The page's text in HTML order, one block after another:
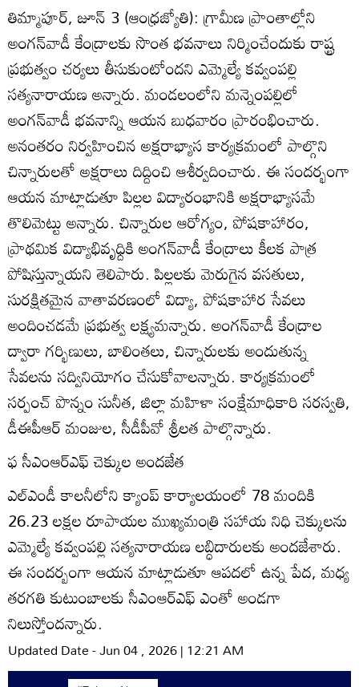
తిమ్మాపూర్‌, జూన్‌ 3 (ఆంధ్రజ్యోతి): గ్రామీణ ప్రాంతాల్లోని
అంగన్‌వాడీ కేంద్రాలకు సొంత భవనాలు నిర్మించేందుకు రాష్ట్ర
ప్రభుత్వం చర్యలు తీసుకుంటోందని ఎమ్మెల్యే కవ్వంపల్లి
సత్యనారాయణ అన్నారు. మండలంలోని మన్నెంపల్లిలో
అంగన్‌వాడీ భవనాన్ని ఆయన బుధవారం ప్రారంభించారు.
అనంతరం నిర్వహించిన అక్షరాభ్యాస కార్యక్రమంలో పాల్గొని
చిన్నారులతో అక్షరాలు దిద్దించి ఆశీర్వదించారు. ఈ సందర్భంగా
ఆయన మాట్లాడుతూ పిల్లల విద్యారంభానికి అక్షరాభ్యాసమే
తొలిమెట్టు అన్నారు. చిన్నారుల ఆరోగ్యం, పోషకాహారం,
ప్రాథమిక విద్యాభివృధ్దికి అంగన్‌వాడీ కేంద్రాలు కీలక పాత్ర
పోషిస్తున్నాయని తెలిపారు. పిల్లలకు మెరుగైన వసతులు,
సురక్షితమైన వాతావరణంలో విద్యా, పోషకాహార సేవలు
అందించడమే ప్రభుత్వ లక్ష్యమన్నారు. అంగన్‌వాడీ కేంద్రాల
ద్వారా గర్భిణులు, బాలింతలు, చిన్నారులకు అందుతున్న
సేవలను సద్వినియోగం చేసుకోవాలన్నారు. కార్యక్రమంలో
సర్పంచ్‌ పొన్నం సునీత, జిల్లా మహిళా సంక్షేమాధికారి సరస్వతి,
డీఈపీఆర్‌ మంజుల, సీడీపీవో శ్రీలత పాల్గొన్నారు.
ఫ సీఎంఆర్‌ఎఫ్‌ చెక్కుల అందజేత
ఎల్‌ఎండీ కాలనీలోని క్యాంప్‌ కార్యాలయంలో 78 మందికి
26.23 లక్షల రూపాయల ముఖ్యమంత్రి సహాయ నిధి చెక్కులను
ఎమ్మెల్యే కవ్వంపల్లి సత్యనారాయణ లబ్ధిదారులకు అందజేశారు.
ఈ సందర్బంగా ఆయన మాట్లాడుతూ ఆపదలో ఉన్న పేద, మధ్య
తరగతి కుటుంబాలకు సీఎంఆర్‌ఎఫ్‌ ఎంతో అండగా
నిలుస్తోందన్నారు.
Updated Date - Jun 04 , 2026 | 12:21 AM